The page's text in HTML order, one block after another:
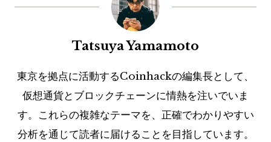
Tatsuya Yamamoto
東京を拠点に活動するCoinhackの編集長として、
仮想通貨とブロックチェーンに情熱を注いでいま
す。これらの複雑なテーマを、正確でわかりやすい
分析を通じて読者に届けることを目指しています。